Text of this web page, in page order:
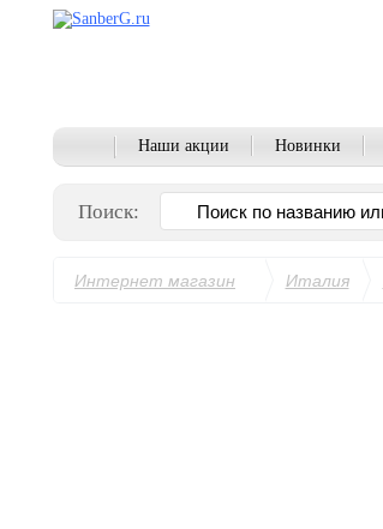
Наши акции Новинки
Поиск:
Интернет магазин Италия